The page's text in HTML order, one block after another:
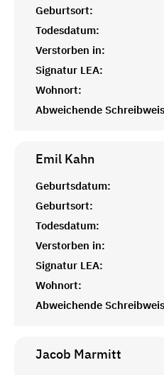
Geburtsort:
Todesdatum:
Verstorben in:
Signatur LEA:
Wohnort:
Abweichende
Emil Kahn
Geburtsdatum:
Geburtsort:
Todesdatum:
Verstorben in:
Signatur LEA:
Wohnort:
Abweichende
Jacob Marmitt